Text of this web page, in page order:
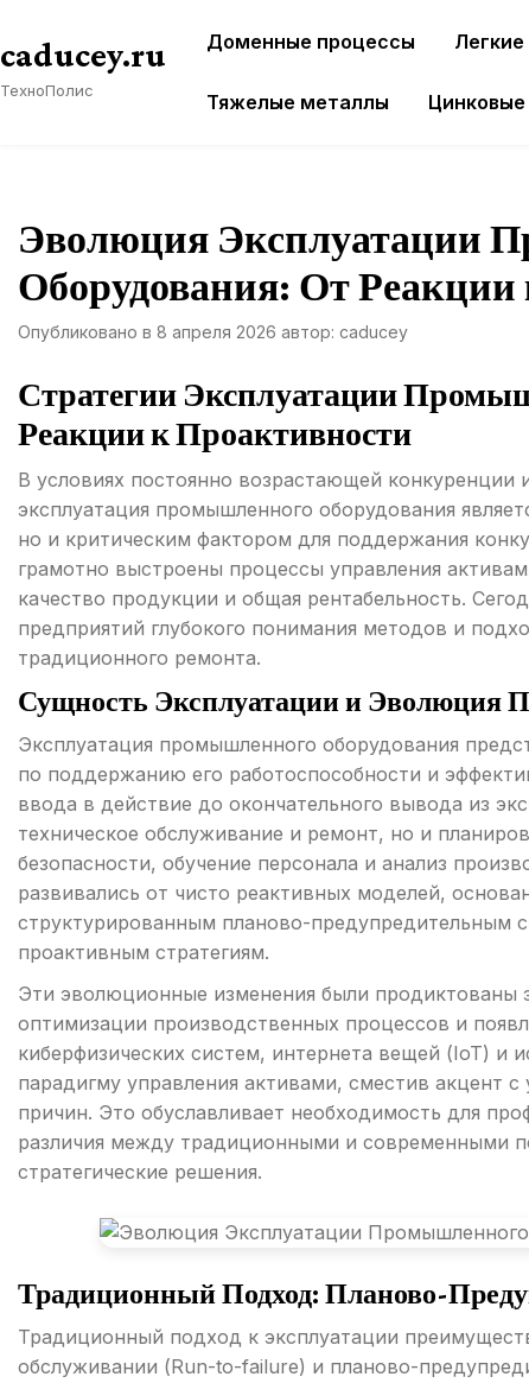
содержимому
caducey.ru
ТехноПолис
Доменные процессы
Тяжелые металлы
Эволюция Эксплуатации
Оборудования: От
Опубликовано в 8 апреля 2026 автор: caducey
Стратегии Эксплуатации
Реакции к Проактивности
В условиях постоянно возрастающей конкуренции
эксплуатация промышленного оборудования
но и критическим фактором для поддержания
грамотно выстроены процессы управления
качество продукции и общая рентабельность.
предприятий глубокого понимания методов и
традиционного ремонта.
Сущность Эксплуатации и Эволюция
Эксплуатация промышленного оборудования
по поддержанию его работоспособности и
ввода в действие до окончательного вывода из
техническое обслуживание и ремонт, но и
безопасности, обучение персонала и анализ
развивались от чисто реактивных моделей,
структурированным планово-предупредительным
проактивным стратегиям.
Эти эволюционные изменения были продиктованы
оптимизации производственных процессов и
киберфизических систем, интернета вещей (IoT) и
парадигму управления активами, сместив акцент
причин. Это обуславливает необходимость для
различия между традиционными и современными
стратегические решения.
Традиционный Подход: Планово-
Традиционный подход к эксплуатации
обслуживании (Run-to-failure) и планово-